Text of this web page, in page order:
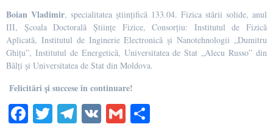
Boian Vladimir, specialitatea științifică 133.04. Fizica stării solide, anul
III, Școala Doctorală Științe Fizice, Consorțiu: Institutul de Fizică
Aplicată, Institutul de Inginerie Electronică și Nanotehnologii „Dumitru
Ghițu”, Institutul de Energetică, Universitatea de Stat „Alecu Russo” din
Bălți și Universitatea de Stat din Moldova.
Felicitări și succese în continuare!
Fa T Te V G